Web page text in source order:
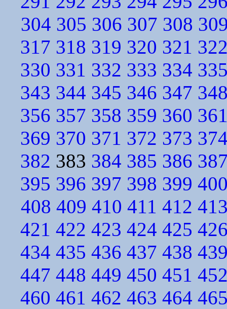
304 305 306 307 308
317 318 319 320 321
330 331 332 333 334
343 344 345 346 347
356 357 358 359 360
369 370 371 372 373
382 383 384 385 386
395 396 397 398 399
408 409 410 411 412
421 422 423 424 425
434 435 436 437 438
447 448 449 450 451
460 461 462 463 464